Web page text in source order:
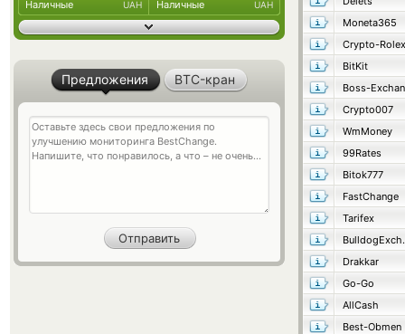
Moneta365
Crypto-Rolex
BitKit
Boss-
Crypto007
WmMoney
99Rates
Bitok777
FastChange
Tarifex
Drakkar
Go-Go
AllCash
Best-Obmen
Наличные UAH Наличные UAH
Предложения BTC-кран